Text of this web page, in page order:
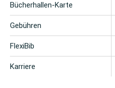
Bücherhallen-Karte
Gebühren
FlexiBib
Karriere